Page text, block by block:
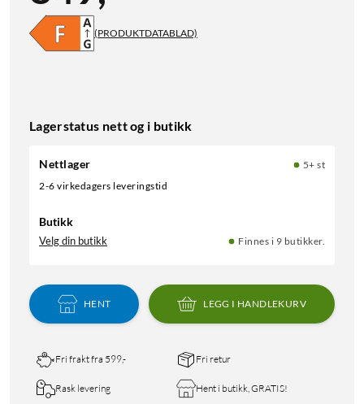
(PRODUKTDATABLAD)
Lagerstatus nett og i butikk
Nettlager
5+ st
2-6 virkedagers leveringstid
Butikk
Velg din butikk Finnes i 9 butikker.
HENT LEGG I HANDLEKURV
Fri frakt fra 599,- Fri retur
Rask levering Hent i butikk, GRATIS!